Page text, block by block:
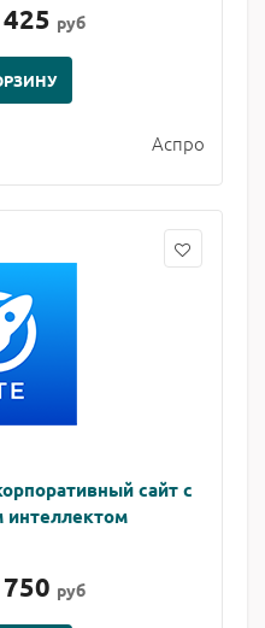
руб
Аспро
сайт с
интеллектом
руб